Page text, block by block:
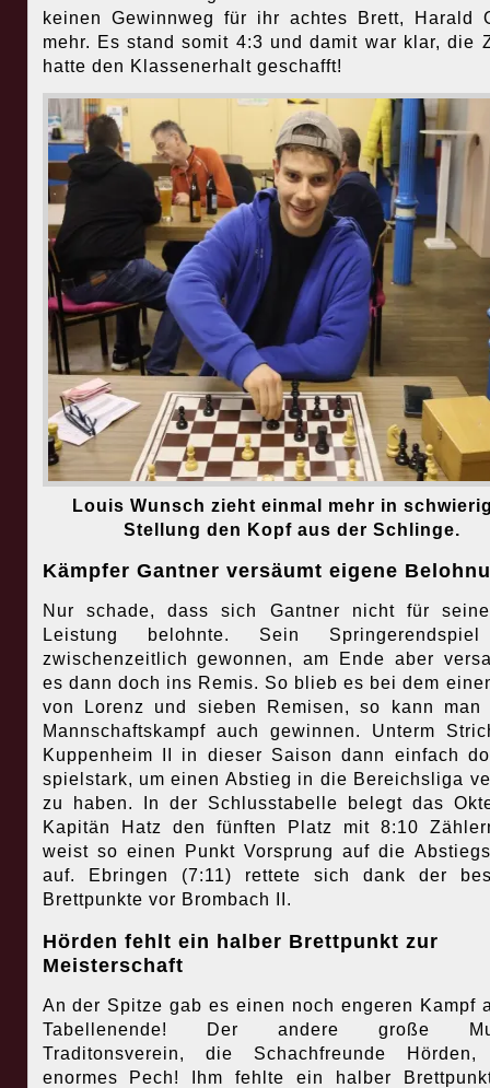
keinen Gewinnweg für ihr achtes Brett, Harald
mehr. Es stand somit 4:3 und damit war klar, die
hatte den Klassenerhalt geschafft!
Louis Wunsch zieht einmal mehr in
Stellung den Kopf aus der Schlinge.
Kämpfer Gantner versäumt eigene
Nur schade, dass sich Gantner nicht für
Leistung belohnte. Sein
zwischenzeitlich gewonnen, am Ende aber
es dann doch ins Remis. So blieb es bei dem
von Lorenz und sieben Remisen, so kann man
Mannschaftskampf auch gewinnen. Unterm
Kuppenheim II in dieser Saison dann einfach
spielstark, um einen Abstieg in die Bereichsliga
zu haben. In der Schlusstabelle belegt das
Kapitän Hatz den fünften Platz mit 8:10
weist so einen Punkt Vorsprung auf die
auf. Ebringen (7:11) rettete sich dank der
Brettpunkte vor Brombach II.
Hörden fehlt ein halber Brettpunkt zur
Meisterschaft
An der Spitze gab es einen noch engeren Kampf
Tabellenende! Der andere große
Traditonsverein, die Schachfreunde Hörden,
enormes Pech! Ihm fehlte ein halber